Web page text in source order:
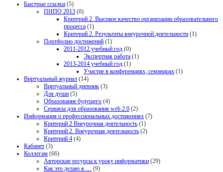
Быстрые ссылки (5)
ПНПО 2013 (0)
Критерий 2. Высокое качество организации образовательного
процесса (1)
Критерий 2. Результаты внеурочной деятельности (1)
Портфолио достижений (1)
2011-2012 учебный год (0)
Экспертная работа (1)
2013-2014 учебный год (1)
Участие в конференциях, семинарах (1)
Виртуальный журнал (14)
Виртуальный дневник (3)
Для души (5)
Образование будущего (4)
Сервисы для образования web 2.0 (2)
Информация о профессиональных достижениях (7)
Критерий 2 Внеурочная деятельность (1)
Критерий 2. Внеурочная деятельность (2)
Критерий 4 (4)
Кабинет (3)
Коллегам (66)
Авторские ресурсы к уроку информатики (29)
Как это делаю я … (9)